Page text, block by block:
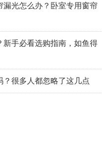
漏光怎么办？卧室专用窗帘
新手必看选购指南，如鱼得
？很多人都忽略了这几点